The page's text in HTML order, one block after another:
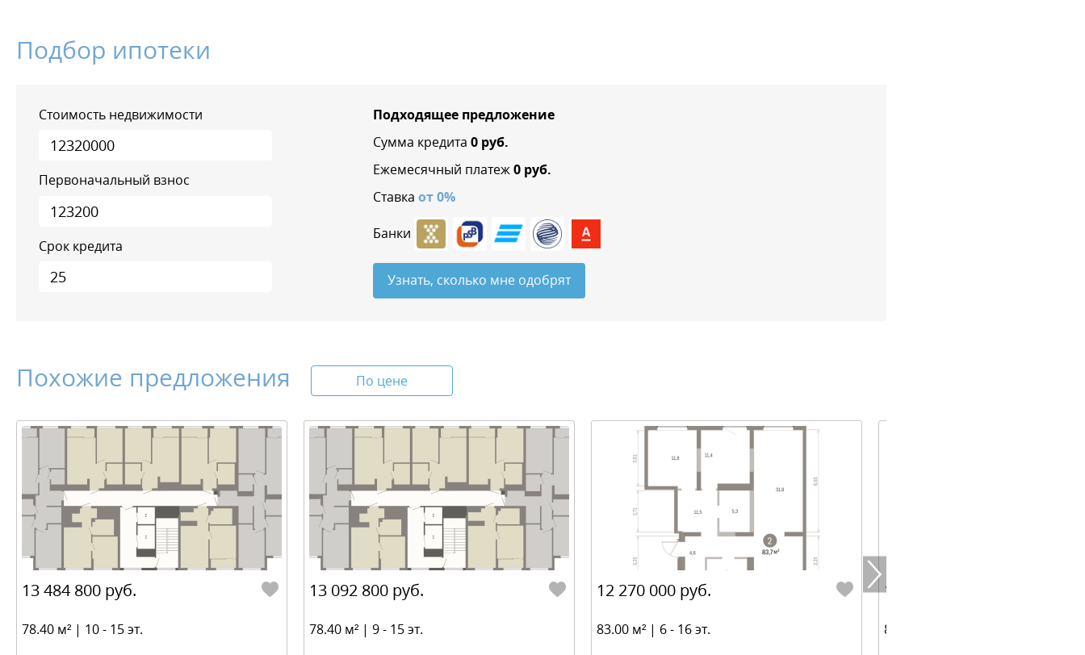
Подбор ипотеки
Стоимость недвижимости
Первоначальный взнос
Срок кредита
Подходящее предложение
Сумма кредита 0 руб.
Ежемесячный платеж 0 руб.
Ставка от0%
Банки
Узнать, сколько мне одобрят
Похожие предложения По цене
13 484 800 руб.
78.40 м² | 10 - 15 эт.
13 092 800 руб.
78.40 м² | 9 - 15 эт.
12 270 000 руб.
83.00 м² | 6 - 16 эт.
12 460 000 руб.
83.00 м² | 10 - 16 эт.